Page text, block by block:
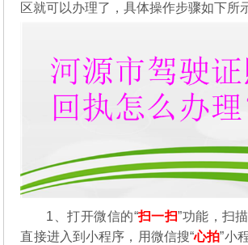
区就可以办理了，具体操作步骤如下所
1、打开微信的“扫一扫”功能，扫
直接进入到小程序，用微信搜“心拍”小